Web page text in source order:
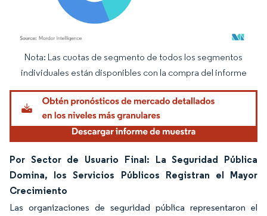
Imagen © Mordor Intelligence. El uso requiere atribución según CC BY 4.0.
Nota: Las cuotas de segmento de todos los segmentos
individuales están disponibles con la compra del informe
Por Sector de Usuario Final: La Seguridad Pública
Domina, los Servicios Públicos Registran el Mayor
Crecimiento
Las organizaciones de seguridad pública representaron el